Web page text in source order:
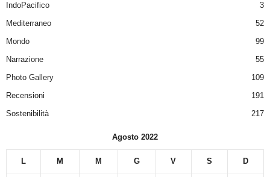
IndoPacifico
3
Mediterraneo
52
Mondo
99
Narrazione
55
Photo Gallery
109
Recensioni
191
Sostenibilità
217
Agosto 2022
L M M G V S D